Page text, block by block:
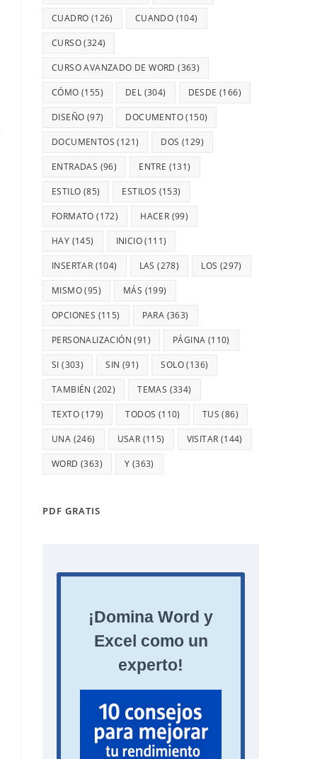
CUADRO (126) CUANDO (104)
CURSO(324)
CURSO AVANZADO DE WORD (363)
CÓMO (155) DEL (304) DESDE (166)
DISEÑO (97) DOCUMENTO(150)
DOCUMENTOS (121) DOS (129)
ENTRADAS (96) ENTRE (131)
ESTILO (85) ESTILOS (153)
FORMATO (172) HACER (99)
HAY (145) INICIO(111)
INSERTAR (104) LAS (278) LOS (297)
MISMO(95) MÁS (199)
OPCIONES (115) PARA (363)
PERSONALIZACIÓN (91) PÁGINA (110)
SI (303) SIN (91) SOLO(136)
TAMBIÉN (202) TEMAS (334)
TEXTO(179) TODOS (110) TUS (86)
UNA (246) USAR (115) VISITAR (144)
WORD (363) Y (363)
PDF GRATIS